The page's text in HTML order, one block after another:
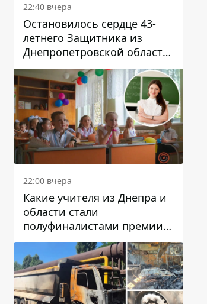
22:40 вчера
Остановилось сердце 43-
летнего Защитника из
Днепропетровской области
Евгения Зинченко
22:00 вчера
Какие учителя из Днепра и
области стали
полуфиналистами премии
Global Teacher Prize Ukraine
2026